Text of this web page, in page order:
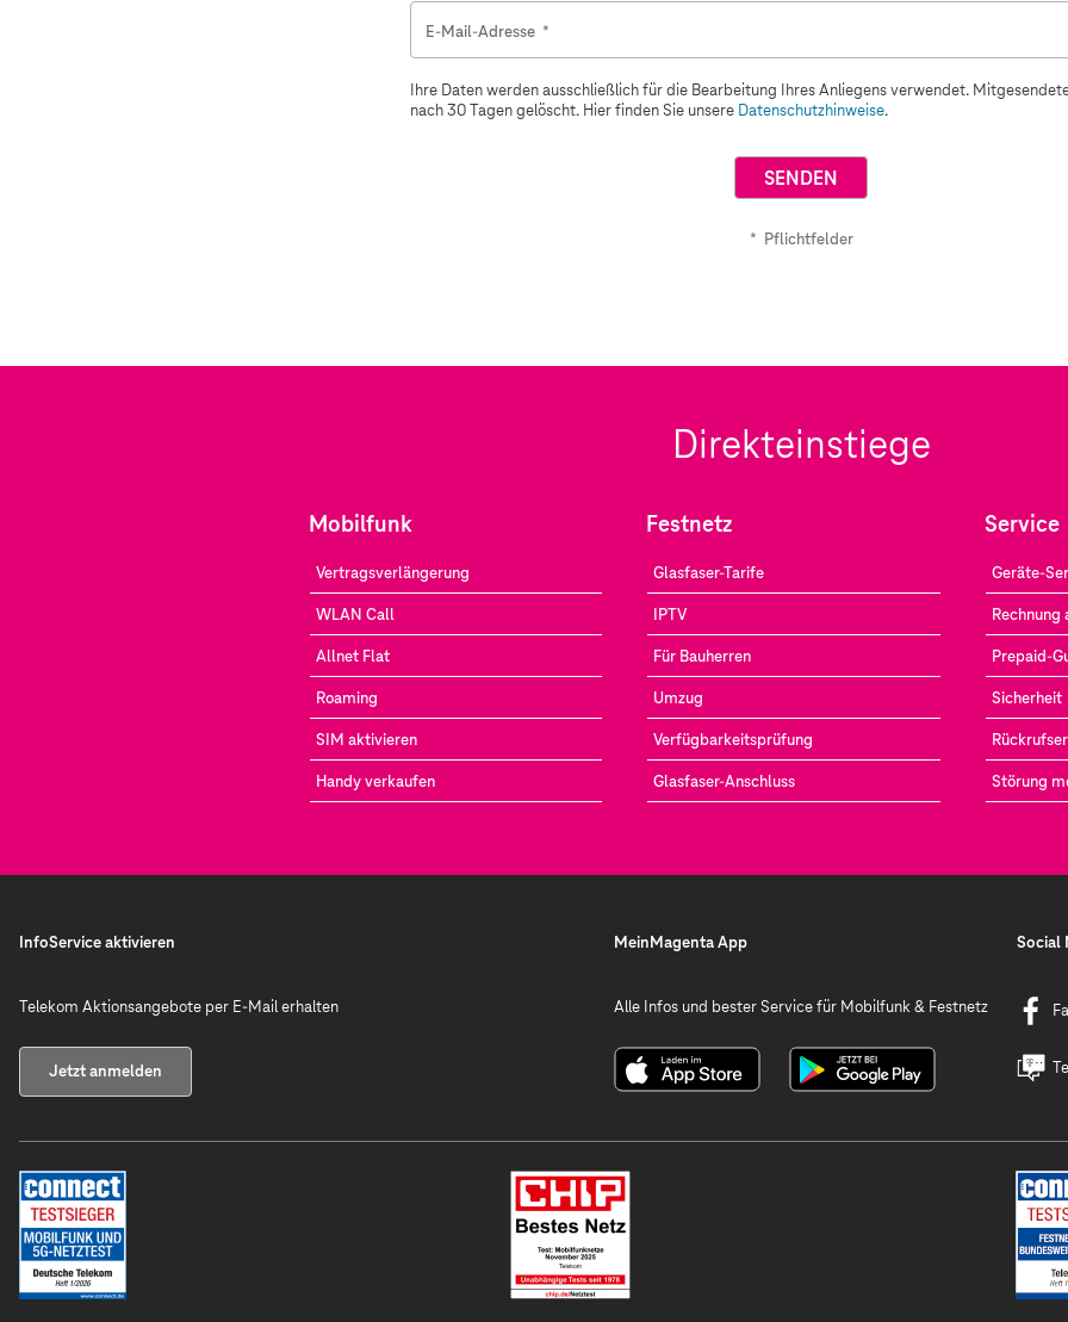
E-Mail-Adresse *
Ihre Daten werden ausschließlich für die Bearbeitung Ihres Anliegens verwendet.
nach 30 Tagen gelöscht. Hier finden Sie unsere Datenschutzhinweise.
* Pflichtfelder
Direkteinstiege
Mobilfunk
Vertragsverlängerung
WLAN Call
Allnet Flat
Roaming
SIM aktivieren
Handy verkaufen
Festnetz
Glasfaser-Tarife
IPTV
Für Bauherren
Umzug
Verfügbarkeitsprüfung
Glasfaser-Anschluss
Service
Geräte-
Rechnung
Prepaid-
Sicherheit
Störung
InfoService aktivieren
Telekom Aktionsangebote per E-Mail erhalten
Jetzt anmelden
MeinMagenta App
Alle Infos und bester Service für Mobilfunk & Festnetz
Social